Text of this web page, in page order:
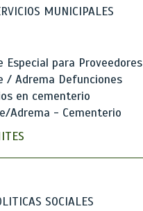
MUNICIPALES
Especial para Proveedores
/ Adrema Defunciones
en cementerio
Adrema - Cementerio
SOCIALES